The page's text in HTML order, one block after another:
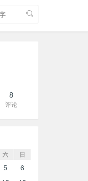
8
评论
六 日
5
6